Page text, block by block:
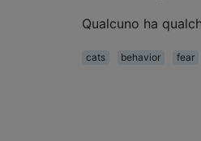
Qualcuno ha
cats behavior
fear